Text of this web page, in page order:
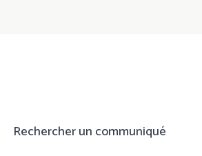
Rechercher un communiqué